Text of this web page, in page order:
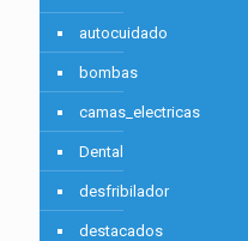
autocuidado
bombas
camas_electricas
Dental
desfribilador
destacados